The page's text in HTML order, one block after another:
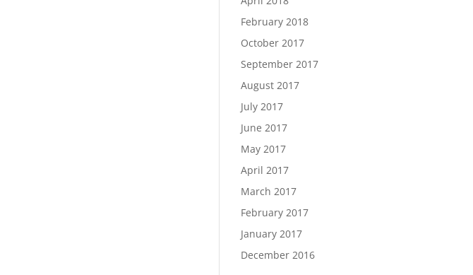
February 2018
October 2017
September 2017
August 2017
July 2017
June 2017
May 2017
April 2017
March 2017
February 2017
January 2017
December 2016